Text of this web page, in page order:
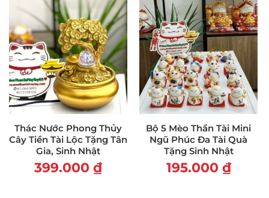
Thác Nước Phong Thủy
Cây Tiền Tài Lộc Tặng Tân
Gia, Sinh Nhật
399.000 ₫
Bộ 5 Mèo Thần Tài Mini
Ngũ Phúc Đa Tài Quà
Tặng Sinh Nhật
195.000 ₫